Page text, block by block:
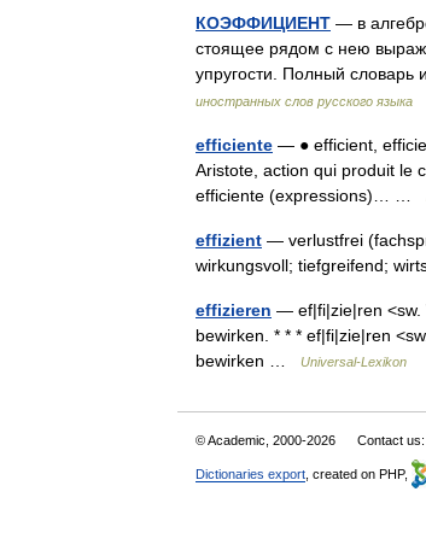
КОЭФФИЦИЕНТ — в
стоящее рядом с нею
упругости. Полный
иностранных слов русского языка
efficiente — ● efficient,
Aristote, action qui produit le
efficiente (expressions)… …
effizient — verlustfrei
wirkungsvoll; tiefgreifend;
effizieren — ef|fi|zie|ren <sw.
bewirken. * * * ef|fi|zie|ren
bewirken …
Universal-Lexikon
© Academic, 2000-2026 Contact us:
Dictionaries export , created on PHP,